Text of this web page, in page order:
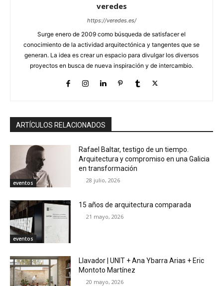
veredes
https://veredes.es/
Surge enero de 2009 como búsqueda de satisfacer el
conocimiento de la actividad arquitectónica y tangentes que se
generan. La idea es crear un espacio para divulgar los diversos
proyectos en busca de nueva inspiración y de intercambio.
ARTÍCULOS RELACIONADOS
eventos
Rafael Baltar, testigo de un tiempo.
Arquitectura y compromiso en una Galicia
en transformación
28 julio, 2026
eventos
15 años de arquitectura comparada
21 mayo, 2026
Llavador | UNIT + Ana Ybarra Arias + Eric
Montoto Martínez
20 mayo, 2026